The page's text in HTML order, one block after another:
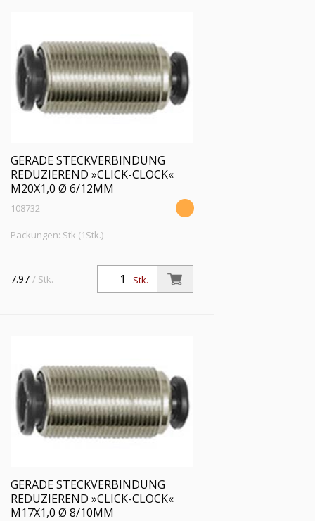
GERADE STECKVERBINDUNG
REDUZIEREND »CLICK-CLOCK«
M20X1,0 Ø 6/12MM
108732
Packungen: Stk (1Stk.)
Stk.
7.97 / Stk.
GERADE STECKVERBINDUNG
REDUZIEREND »CLICK-CLOCK«
M17X1,0 Ø 8/10MM